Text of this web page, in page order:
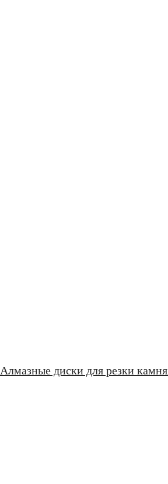
Алмазные диски для резки камня